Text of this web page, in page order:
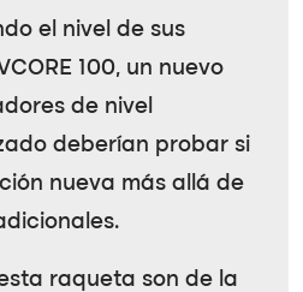
el nivel de sus
100, un nuevo
de nivel
deberían probar si
nueva más allá de
raqueta son de la